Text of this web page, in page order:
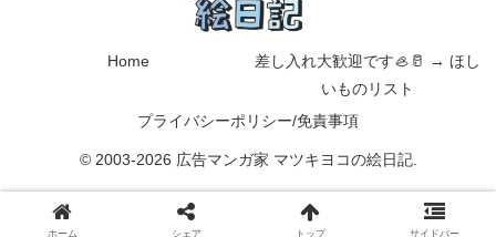
Home
差し入れ大歓迎です🦪🥛 → ほし
いものリスト
プライバシーポリシー/免責事項
© 2003-2026 広告マンガ家 マツキヨコの絵日記.
ホーム シェア トップ サイドバー